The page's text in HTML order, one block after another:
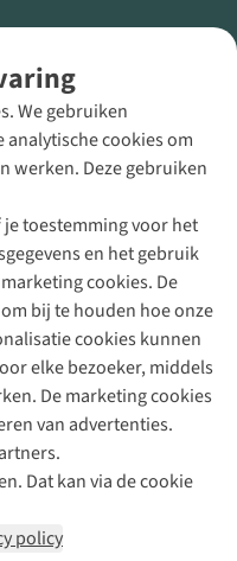
We gebruiken
cookies om
werken. Deze gebruiken
je toestemming voor het
en het gebruik
cookies. De
bij te houden hoe onze
cookies kunnen
elke bezoeker, middels
De marketing cookies
van advertenties.
Dat kan via de cookie
policy